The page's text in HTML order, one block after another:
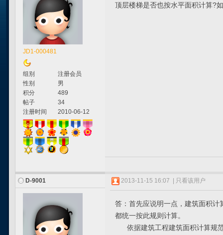
JD1-000481
组别
注册会员
性别
男
积分
489
帖子
34
注册时间
2010-06-12
顶层楼梯是否也按水平面积计算?
D-9001 2013-11-15 16:07 只看该用户
答：首先应说明一点，建筑面积计
都统一按此规则计算。
依据建筑工程建筑面积计算规范